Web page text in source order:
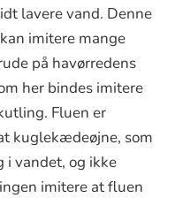
lavere vand. Denne
imitere mange
på havørredens
her bindes imitere
Fluen er
kuglekædeøjne, som
i vandet, og ikke
imitere at fluen